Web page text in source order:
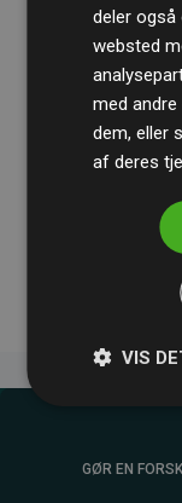
Revisionshuset
beregninger og
og pålidelighed.
Deres revision
GØR EN
deler også
websted
med
dem, eller
af deres
VIS